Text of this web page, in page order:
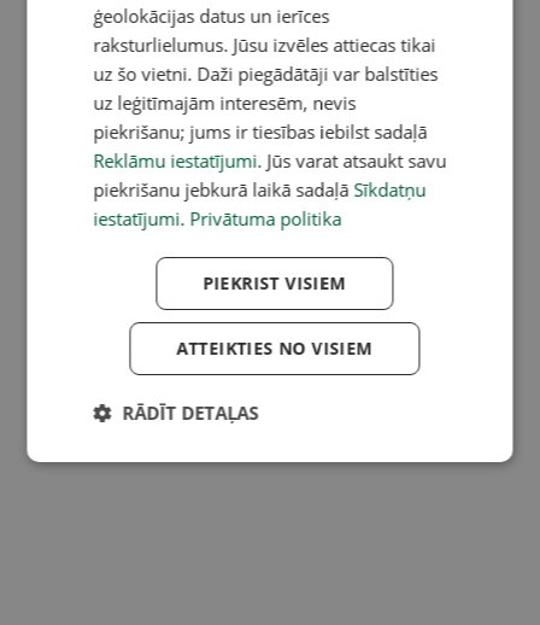
ģeolokācijas datus un ierīces
raksturlielumus. Jūsu izvēles attiecas tikai
uz šo vietni. Daži piegādātāji var balstīties
uz leģitīmajām interesēm, nevis
piekrišanu; jums ir tiesības iebilst sadaļā
Reklāmu iestatījumi. Jūs varat atsaukt savu
piekrišanu jebkurā laikā sadaļā Sīkdatņu
iestatījumi. Privātuma politika
PIEKRIST VISIEM
ATTEIKTIES NO VISIEM
RĀDĪT DETAĻAS